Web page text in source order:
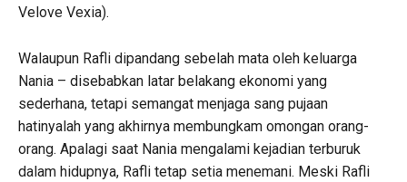
Velove Vexia).
Walaupun Rafli dipandang sebelah mata oleh keluarga
Nania – disebabkan latar belakang ekonomi yang
sederhana, tetapi semangat menjaga sang pujaan
hatinyalah yang akhirnya membungkam omongan orang-
orang. Apalagi saat Nania mengalami kejadian terburuk
dalam hidupnya, Rafli tetap setia menemani. Meski Rafli